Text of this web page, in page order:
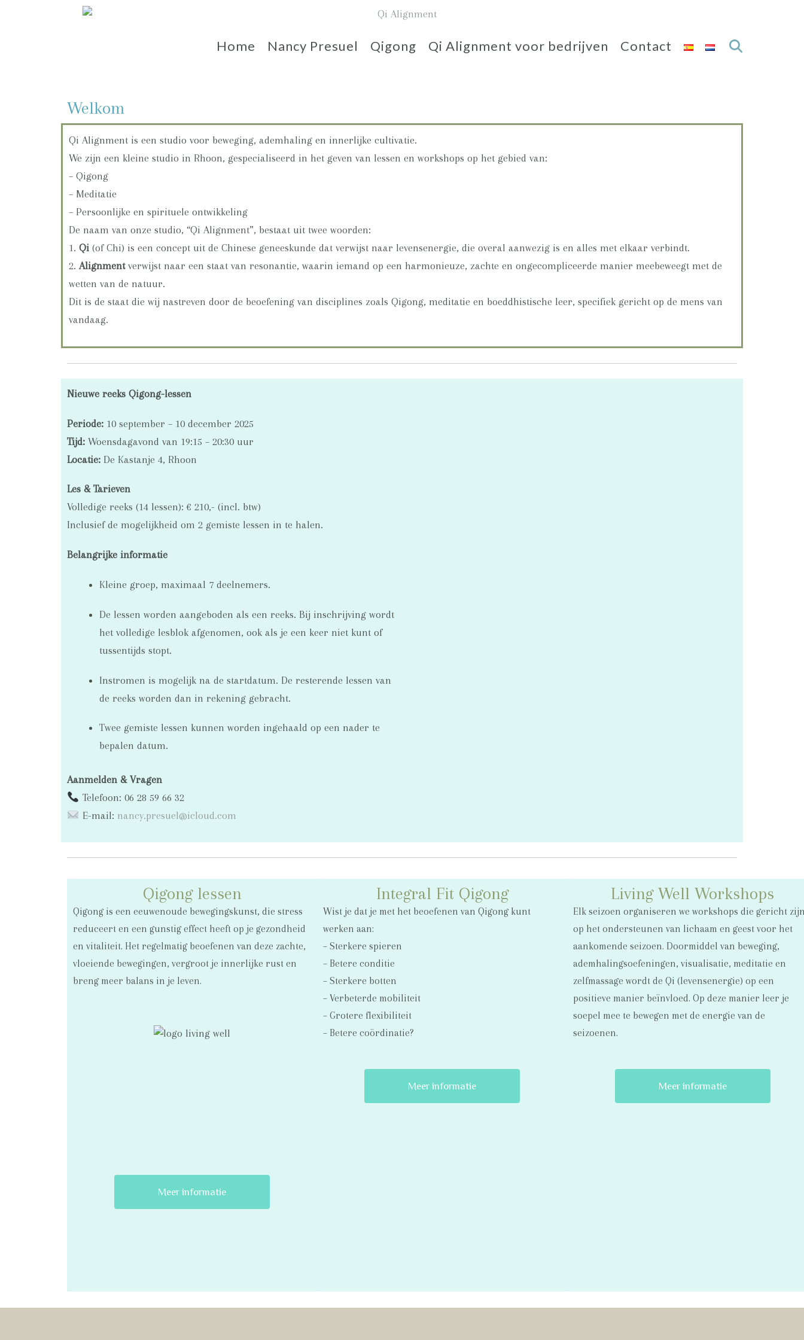
Home Nancy Presuel Qigong Qi Alignment voor bedrijven Contact
Welkom
Qi Alignment is een studio voor beweging, ademhaling en innerlijke cultivatie.
We zijn een kleine studio in Rhoon, gespecialiseerd in het geven van lessen en workshops op het gebied van:
– Qigong
– Meditatie
– Persoonlijke en spirituele ontwikkeling
De naam van onze studio, “Qi Alignment”, bestaat uit twee woorden:
1. Qi (of Chi) is een concept uit de Chinese geneeskunde dat verwijst naar levensenergie, die overal aanwezig is en alles met elkaar verbindt.
2. Alignmentverwijst naar een staat van resonantie, waarin iemand op een harmonieuze, zachte en ongecompliceerde manier meebeweegt met de
wetten van de natuur.
Dit is de staat die wij nastreven door de beoefening van disciplines zoals Qigong, meditatie en boeddhistische leer, specifiek gericht op de mens van
vandaag.
Nieuwe reeks Qigong-lessen
Periode: 10 september – 10 december 2025
Tijd: Woensdagavond van 19:15 – 20:30 uur
Locatie: De Kastanje 4, Rhoon
Les & Tarieven
Volledige reeks (14 lessen): € 210,- (incl. btw)
Inclusief de mogelijkheid om 2 gemiste lessen in te halen.
Belangrijke informatie
Kleine groep, maximaal 7 deelnemers.
De lessen worden aangeboden als een reeks. Bij inschrijving wordt
het volledige lesblok afgenomen, ook als je een keer niet kunt of
tussentijds stopt.
Instromen is mogelijk na de startdatum. De resterende lessen van
de reeks worden dan in rekening gebracht.
Twee gemiste lessen kunnen worden ingehaald op een nader te
bepalen datum.
Aanmelden & Vragen
Telefoon: 06 28 59 66 32
E-mail: nancy.presuel@icloud.com
Qigong lessen
Qigong is een eeuwenoude bewegingskunst, die stress
reduceert en een gunstig effect heeft op je gezondheid
en vitaliteit. Het regelmatig beoefenen van deze zachte,
vloeiende bewegingen, vergroot je innerlijke rust en
breng meer balans in je leven.
Meer informatie
Integral Fit Qigong
Wist je dat je met het beoefenen van Qigong kunt
werken aan:
– Sterkere spieren
– Betere conditie
– Sterkere botten
– Verbeterde mobiliteit
– Grotere flexibiliteit
– Betere coördinatie?
Meer informatie
Living Well Workshops
Elk seizoen organiseren we workshops die gericht
op het ondersteunen van lichaam en geest voor het
aankomende seizoen. Doormiddel van beweging,
ademhalingsoefeningen, visualisatie, meditatie en
zelfmassage wordt de Qi (levensenergie) op een
positieve manier beïnvloed. Op deze manier leer je
soepel mee te bewegen met de energie van de
seizoenen.
Meer informatie